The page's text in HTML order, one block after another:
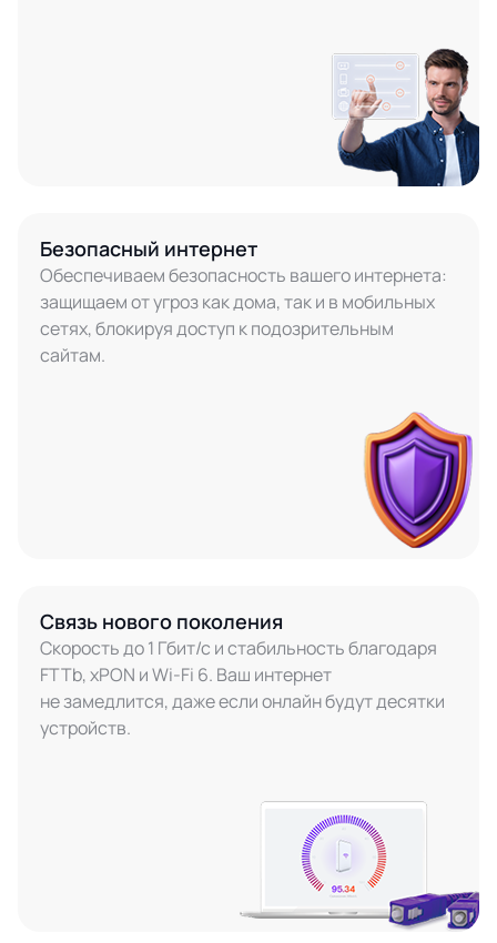
Безопасный интернет
Обеспечиваем безопасность вашего интернета:
защищаем от угроз как дома, так и в мобильных
сетях, блокируя доступ к подозрительным
сайтам.
Связь нового поколения
Скорость до 1 Гбит/с и стабильность благодаря
FTTb, xPON и Wi-Fi 6. Ваш интернет
не замедлится, даже если онлайн будут десятки
устройств.